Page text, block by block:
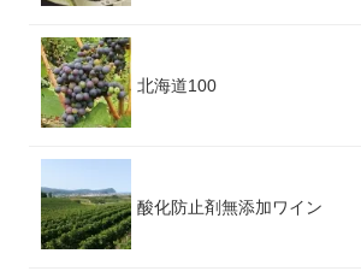
北海道100
酸化防止剤無添加ワイン